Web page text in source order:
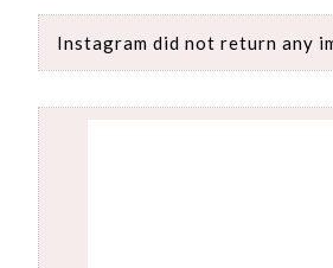
Instagram did not return any